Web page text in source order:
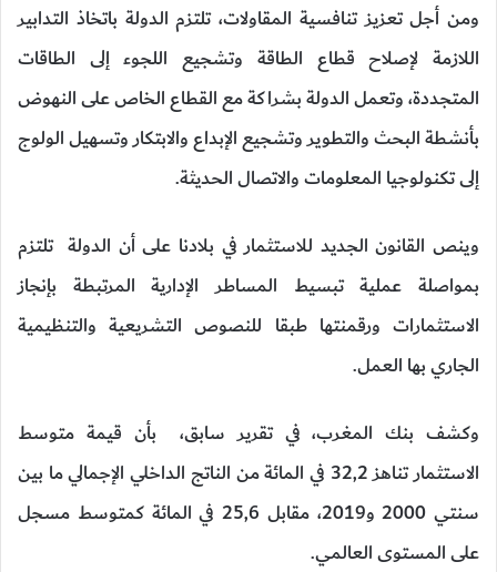
ومن أجل تعزيز تنافسية المقاولات، تلتزم الدولة باتخاذ التدابير
اللازمة لإصلاح قطاع الطاقة وتشجيع اللجوء إلى الطاقات
المتجددة، وتعمل الدولة بشراكة مع القطاع الخاص على النهوض
بأنشطة البحث والتطوير وتشجيع الإبداع والابتكار وتسهيل الولوج
إلى تكنولوجيا المعلومات والاتصال الحديثة.
وينص القانون الجديد للاستثمار في بلادنا على أن الدولة تلتزم
بمواصلة عملية تبسيط المساطر الإدارية المرتبطة بإنجاز
الاستثمارات ورقمنتها طبقا للنصوص التشريعية والتنظيمية
الجاري بها العمل.
وكشف بنك المغرب، في تقرير سابق، بأن قيمة متوسط
الاستثمار تناهز 32,2 في المائة من الناتج الداخلي الإجمالي ما بين
سنتي 2000 و2019، مقابل 25,6 في المائة كمتوسط مسجل
على المستوى العالمي.